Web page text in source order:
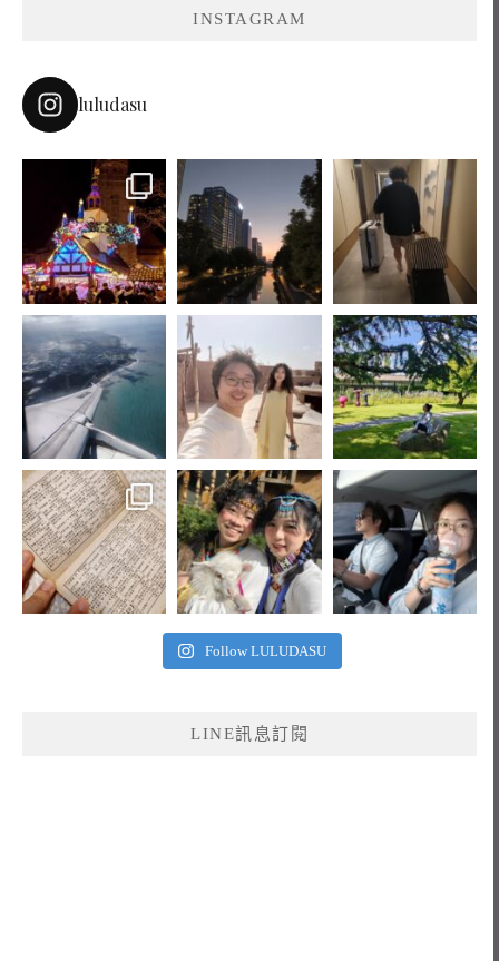
INSTAGRAM
luludasu
Follow LULUDASU
LINE訊息訂閱